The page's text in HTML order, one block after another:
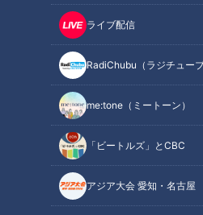
ライブ配信
RadiChubu（ラジチューブ
me:tone（ミートーン）
「ビートルズ」とCBC
アジア大会 愛知・名古屋
道マニア・鹿取茂雄は一体何
者？宮城県の廃遊園地「化女沼
レジャーランド」との関係から
別の顔に迫る！
の